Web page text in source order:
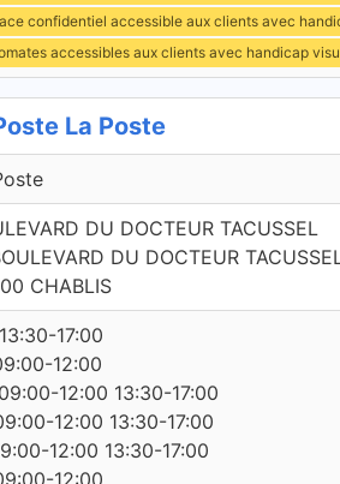
confidentiel accessible aux clients avec
accessibles aux clients avec handicap
La Poste
DU DOCTEUR TACUSSEL
DU DOCTEUR
CHABLIS
17:00
12:00
12:00 13:30-17:00
12:00 13:30-17:00
12:00 13:30-17:00
12:00